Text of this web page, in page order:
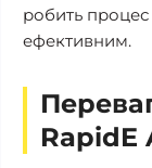
робить процес
ефективним.
RapidE